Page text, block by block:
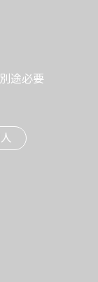
途必要